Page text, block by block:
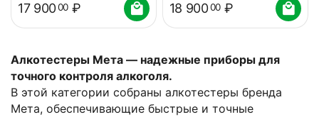
Алкотестеры Мета — надежные приборы для
точного контроля алкоголя.
В этой категории собраны алкотестеры бренда
Мета, обеспечивающие быстрые и точные
17 90000 ₽ 18 90000 ₽